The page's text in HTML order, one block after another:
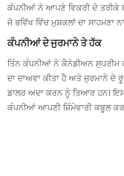
ਕੰਪਨੀਆਂ ਨੇ ਆਪਣੇ ਵਿਕਰੀ ਦੇ ਤਰੀਕੇ
ਜੋ ਭਵਿੱਖ ਵਿੱਚ ਮੁਸ਼ਕਲਾਂ ਦਾ ਸਾਹਮਣਾ
ਕੰਪਨੀਆਂ ਦੇ ਜੁਰਮਾਨੇ ਤੇ ਹੱਕ
ਤਿੰਨ ਕੰਪਨੀਆਂ ਨੇ ਕੈਨੇਡੀਅਨ ਸੁਪਰੀਮ
ਦਾ ਦਾਅਵਾ ਕੀਤਾ ਹੈ ਅਤੇ ਜੁਰਮਾਨੇ ਦੇ
ਡਾਲਰ ਅਦਾ ਕਰਨ ਨੂੰ ਤਿਆਰ ਹਨ।
ਕੰਪਨੀਆਂ ਆਪਣੀ ਜ਼ਿੰਮੇਵਾਰੀ ਕਬੂਲ